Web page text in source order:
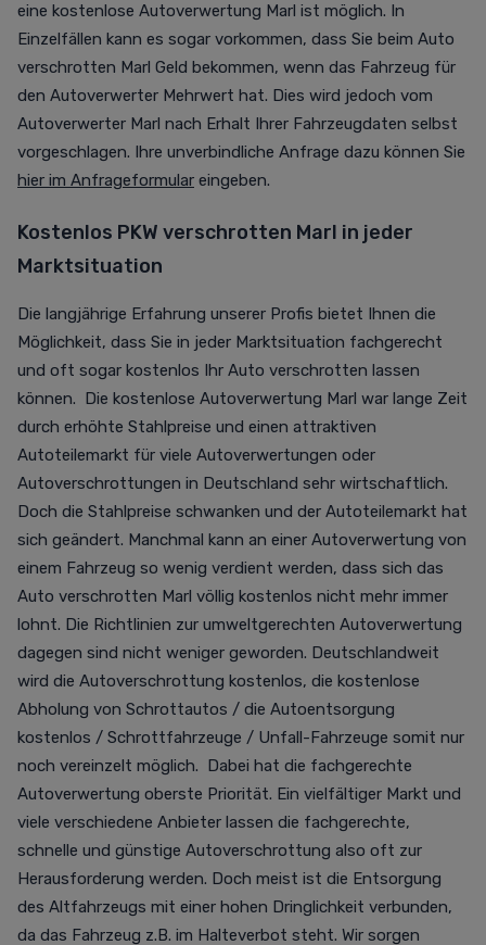
eine kostenlose Autoverwertung Marl ist möglich. In
Einzelfällen kann es sogar vorkommen, dass Sie beim Auto
verschrotten Marl Geld bekommen, wenn das Fahrzeug für
den Autoverwerter Mehrwert hat. Dies wird jedoch vom
Autoverwerter Marl nach Erhalt Ihrer Fahrzeugdaten selbst
vorgeschlagen. Ihre unverbindliche Anfrage dazu können Sie
hier im Anfrageformular eingeben.
Kostenlos PKW verschrotten Marl in jeder
Marktsituation
Die langjährige Erfahrung unserer Profis bietet Ihnen die
Möglichkeit, dass Sie in jeder Marktsituation fachgerecht
und oft sogar kostenlos Ihr Auto verschrotten lassen
können. Die kostenlose Autoverwertung Marl war lange Zeit
durch erhöhte Stahlpreise und einen attraktiven
Autoteilemarkt für viele Autoverwertungen oder
Autoverschrottungen in Deutschland sehr wirtschaftlich.
Doch die Stahlpreise schwanken und der Autoteilemarkt hat
sich geändert. Manchmal kann an einer Autoverwertung von
einem Fahrzeug so wenig verdient werden, dass sich das
Auto verschrotten Marl völlig kostenlos nicht mehr immer
lohnt. Die Richtlinien zur umweltgerechten Autoverwertung
dagegen sind nicht weniger geworden. Deutschlandweit
wird die Autoverschrottung kostenlos, die kostenlose
Abholung von Schrottautos / die Autoentsorgung
kostenlos / Schrottfahrzeuge / Unfall-Fahrzeuge somit nur
noch vereinzelt möglich. Dabei hat die fachgerechte
Autoverwertung oberste Priorität. Ein vielfältiger Markt und
viele verschiedene Anbieter lassen die fachgerechte,
schnelle und günstige Autoverschrottung also oft zur
Herausforderung werden. Doch meist ist die Entsorgung
des Altfahrzeugs mit einer hohen Dringlichkeit verbunden,
da das Fahrzeug z.B. im Halteverbot steht. Wir sorgen